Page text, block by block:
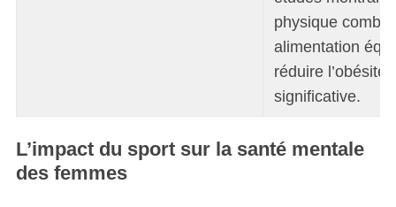
physique
alimentation
réduire l’obésité
significative.
L’impact du sport sur la santé mentale
des femmes